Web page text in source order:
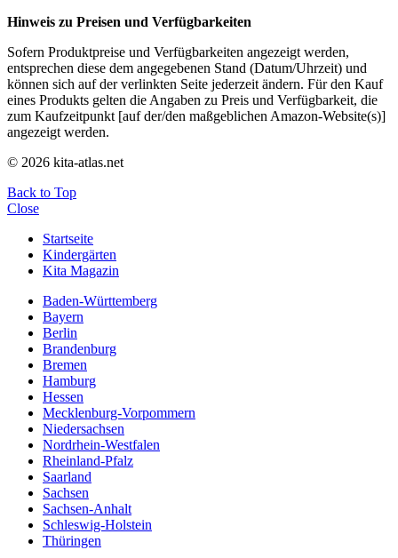
Hinweis zu Preisen und Verfügbarkeiten
Sofern Produktpreise und Verfügbarkeiten angezeigt werden,
entsprechen diese dem angegebenen Stand (Datum/Uhrzeit) und
können sich auf der verlinkten Seite jederzeit ändern. Für den Kauf
eines Produkts gelten die Angaben zu Preis und Verfügbarkeit, die
zum Kaufzeitpunkt [auf der/den maßgeblichen Amazon-Website(s)]
angezeigt werden.
© 2026 kita-atlas.net
Back to Top
Close
Startseite
Kindergärten
Kita Magazin
Baden-Württemberg
Bayern
Berlin
Brandenburg
Bremen
Hamburg
Hessen
Mecklenburg-Vorpommern
Niedersachsen
Nordrhein-Westfalen
Rheinland-Pfalz
Saarland
Sachsen
Sachsen-Anhalt
Schleswig-Holstein
Thüringen